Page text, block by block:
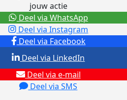
jouw actie
Deel via Facebook
Deel via Instagram
Deel via e-mail
Deel via SMS
Deel via LinkedIn
Deel via WhatsApp